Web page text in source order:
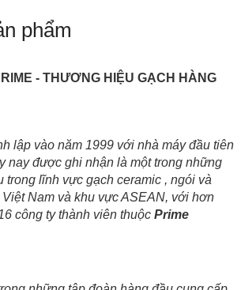
phẩm
- THƯƠNG HIỆU GẠCH HÀNG
lập vào năm 1999 với nhà máy đầu tiên
nay được ghi nhận là một trong những
trong lĩnh vực gạch ceramic , ngói và
Nam và khu vực ASEAN, với hơn
công ty thành viên thuộc Prime